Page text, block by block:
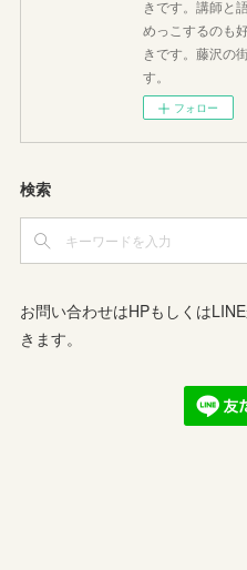
きです。講師と
めっこするのも
きです。藤沢の
す。
フォロー
検索
お問い合わせはHPもしくは
きます。